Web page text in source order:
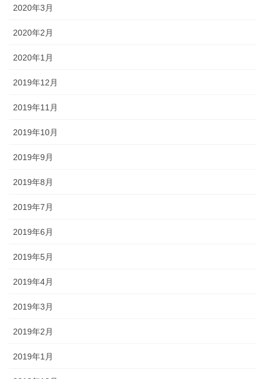
2020年3月
2020年2月
2020年1月
2019年12月
2019年11月
2019年10月
2019年9月
2019年8月
2019年7月
2019年6月
2019年5月
2019年4月
2019年3月
2019年2月
2019年1月